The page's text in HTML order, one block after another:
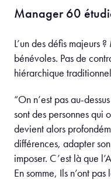
Manager 60
L’un des défis majeurs
bénévoles. Pas de
hiérarchique
“On n’est pas au-
sont des personnes qui
devient alors
différences, adapter
imposer. C’est là que
En somme, Ils n’ont